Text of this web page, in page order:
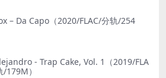
– Da Capo（2020/FLAC/分轨/254
- Trap Cake, Vol. 1（2019/FLA
/179M）